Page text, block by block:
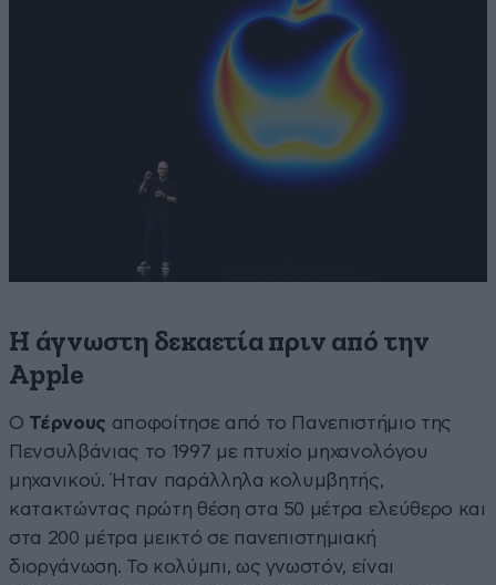
Η άγνωστη δεκαετία πριν από την
Apple
Ο Τέρνους αποφοίτησε από το Πανεπιστήμιο της
Πενσυλβάνιας το 1997 με πτυχίο μηχανολόγου
μηχανικού. Ήταν παράλληλα κολυμβητής,
κατακτώντας πρώτη θέση στα 50 μέτρα ελεύθερο και
στα 200 μέτρα μεικτό σε πανεπιστημιακή
διοργάνωση. Το κολύμπι, ως γνωστόν, είναι